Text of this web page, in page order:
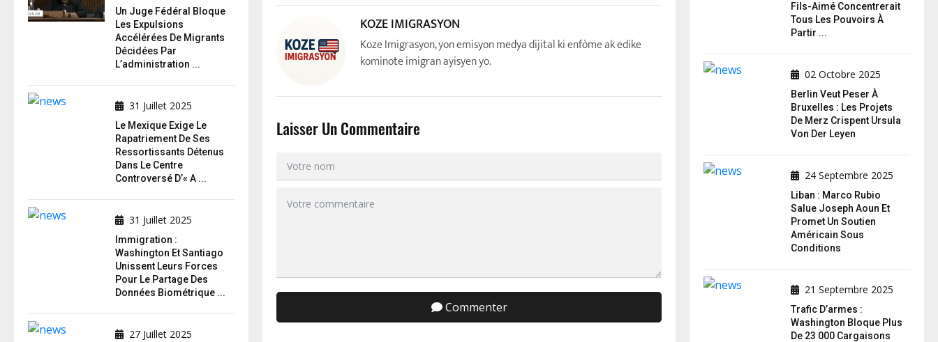
KOZE IMIGRASYON
Koze Imigrasyon, yon emisyon medya dijital ki enfòme ak edike
kominote imigran ayisyen yo.
Laisser Un Commentaire
Commenter
Un Juge Fédéral Bloque
Les Expulsions
Accélérées De Migrants
Décidées Par
L’administration ...
31 Juillet 2025
Le Mexique Exige Le
Rapatriement De Ses
Ressortissants Détenus
Dans Le Centre
Controversé D’« A ...
31 Juillet 2025
Immigration :
Washington Et Santiago
Unissent Leurs Forces
Pour Le Partage Des
Données Biométrique ...
27 Juillet 2025
Fils-Aimé Concentrerait
Tous Les Pouvoirs À
Partir ...
02 Octobre 2025
Berlin Veut Peser À
Bruxelles : Les Projets
De Merz Crispent Ursula
Von Der Leyen
24 Septembre 2025
Liban : Marco Rubio
Salue Joseph Aoun Et
Promet Un Soutien
Américain Sous
Conditions
21 Septembre 2025
Trafic D’armes :
Washington Bloque Plus
De 23 000 Cargaisons